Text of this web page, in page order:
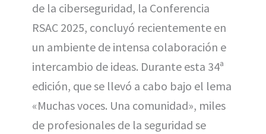
t
t
e
r
)
o
o
k
r
e
s
t
p
de la ciberseguridad, la Conferencia
RSAC 2025, concluyó recientemente en
un ambiente de intensa colaboración e
intercambio de ideas. Durante esta 34ª
edición, que se llevó a cabo bajo el lema
«Muchas voces. Una comunidad», miles
de profesionales de la seguridad se